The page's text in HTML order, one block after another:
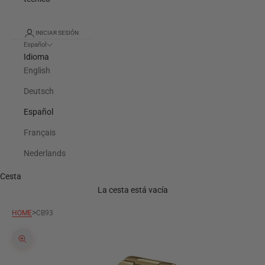
INICIAR SESIÓN
Español
Idioma
English
Deutsch
Español
Français
Nederlands
Cesta
La cesta está vacía
HOME>CB93
Zoom